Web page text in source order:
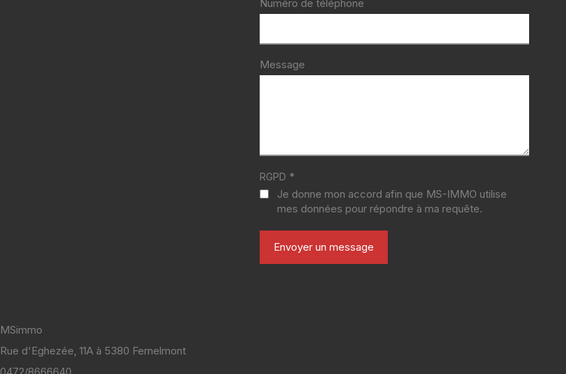
Numéro de téléphone
Message
RGPD *
Je donne mon accord afin que MS-IMMO utilise
mes données pour répondre à ma requête.
MSimmo
Rue d'Eghezée, 11A à 5380 Fernelmont